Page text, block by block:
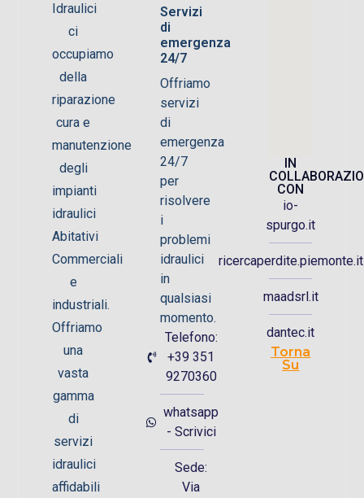
Idraulici
ci
occupiamo
della
riparazione
cura e
manutenzione
degli
impianti
idraulici
Abitativi
Commerciali
e
industriali.
Offriamo
una
vasta
gamma
di
servizi
idraulici
affidabili
Servizi
di
emergenza
24/7
Offriamo
servizi
di
emergenza
24/7
per
risolvere
i
problemi
idraulici
in
qualsiasi
momento.
Telefono:
+39 351
9270360
whatsapp
- Scrivici
Sede:
Via
IN
CON
io-
spurgo.it
ricercaperdite.piemonte.it
maadsrl.it
dantec.it
Torna
Su